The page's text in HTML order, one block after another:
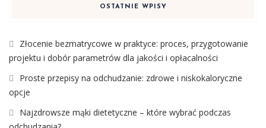
OSTATNIE WPISY
Złocenie bezmatrycowe w praktyce: proces, przygotowanie
projektu i dobór parametrów dla jakości i opłacalności
Proste przepisy na odchudzanie: zdrowe i niskokaloryczne
opcje
Najzdrowsze mąki dietetyczne – które wybrać podczas